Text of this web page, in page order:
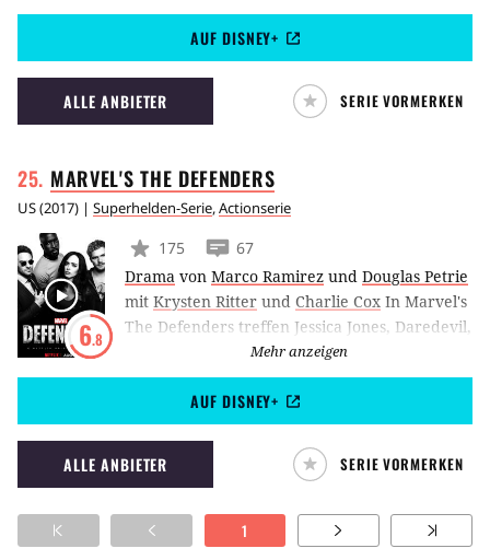
Jahren fort. In dem Revival müssen sich die X-
Men nach dem Verlust ihres Anführers
Charles Xavier neuen Herausforderungen
AUF DISNEY+
ALLE ANBIETER SERIE VORMERKEN
MARVEL'S THE DEFENDERS
US(2017) | Superhelden-Serie,Actionserie
6.8
175
67
Drama von Marco Ramirez und Douglas Petrie
mit Krysten Ritter und Charlie Cox In Marvel's
The Defenders treffen Jessica Jones, Daredevil,
Luke Cage und Iron Fist zum ersten Mal
aufeinander. Im Vorfeld wurden die Figuren
in ihren eigenen Serien vorgestellt und
mussten jeweils einen Kampf gegen einen
Schurken bestehen. Doch nun müssen sich die
vier Superhelden als The Defenders
Weavers fiese Antagonistin zu bestehen.
Mehr anzeigen
AUF DISNEY+
ALLE ANBIETER SERIE VORMERKEN
1